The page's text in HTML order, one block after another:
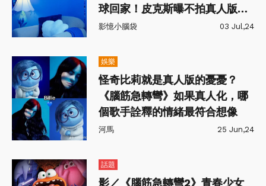
球回家！皮克斯曝不拍真人版原
因
影憶小腦袋 03 Jul,24
娛樂
怪奇比莉就是真人版的憂憂？
《腦筋急轉彎》如果真人化，哪
個歌手詮釋的情緒最符合想像
河馬 25 Jun,24
話題
影／《腦筋急轉彎2》青春少女